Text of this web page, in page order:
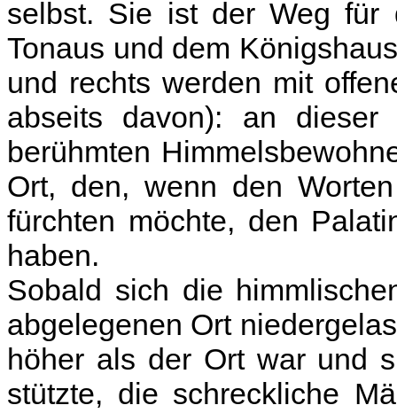
selbst. Sie ist der Weg für
Tonaus und dem
und rechts werden mit
abseits davon): an
berühmten
Ort, den, wenn den
fürchten möchte, den
haben.
Sobald sich die
abgelegenen Ort
höher als der Ort war und
stützte, die schreckliche